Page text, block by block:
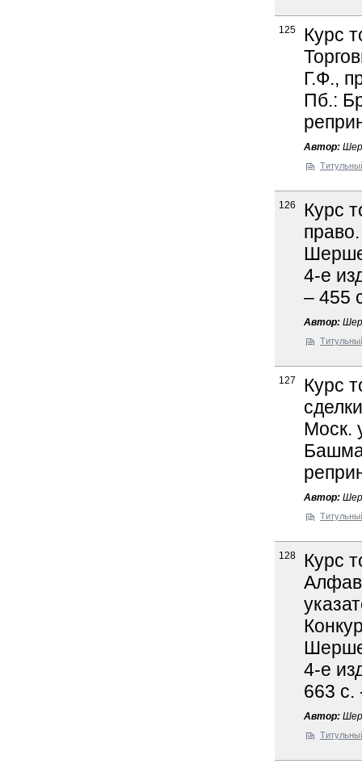
125
Курс
Г.Ф.,
Пб.:
Автор:
126
Курс
4-е
– 455
Автор:
127
Курс
Моск.
Автор:
128
Курс
4-е
663 с.
Автор: